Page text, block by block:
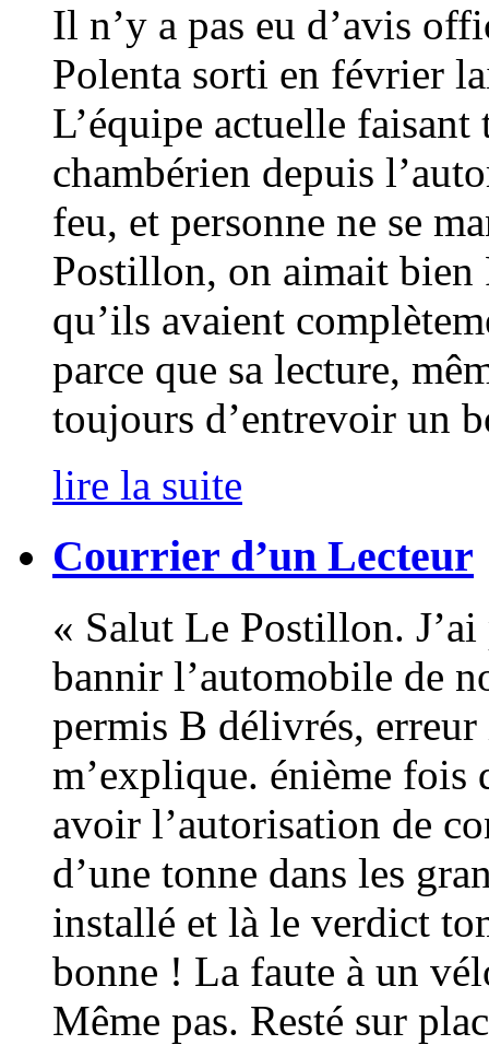
Il n’y a pas eu d’avis
Polenta sorti en février
L’équipe actuelle
chambérien depuis
feu, et personne ne se
Postillon, on aimait bien
qu’ils avaient
parce que sa lecture,
toujours d’entrevoir un
lire la suite
Courrier d’un Lecteur
« Salut Le Postillon.
bannir l’automobile de
permis B délivrés,
m’explique. énième fois
avoir l’autorisation de
d’une tonne dans les
installé et là le verdict
bonne ! La faute à un
Même pas. Resté sur